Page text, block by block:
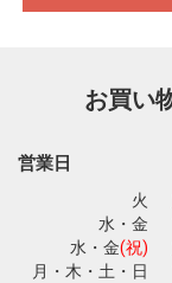
お買い
営業日
火
水・金
水・金(祝)
月・木・土・日